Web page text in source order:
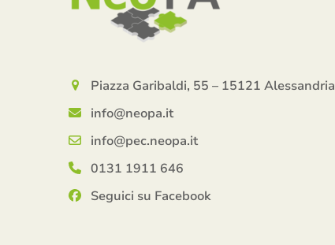
Piazza Garibaldi, 55 – 15121 Alessandria
info@neopa.it
info@pec.neopa.it
0131 1911 646
Seguici su Facebook